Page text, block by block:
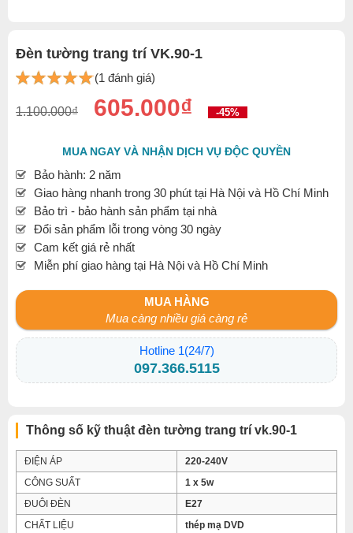
Đèn tường trang trí VK.90-1
(1 đánh giá)
1.100.000₫ 605.000₫ -45%
MUA NGAY VÀ NHẬN DỊCH VỤ ĐỘC QUYỀN
Bảo hành: 2 năm
Giao hàng nhanh trong 30 phút tại Hà Nội và Hồ Chí Minh
Bảo trì - bảo hành sản phẩm tại nhà
Đổi sản phẩm lỗi trong vòng 30 ngày
Cam kết giá rẻ nhất
Miễn phí giao hàng tại Hà Nội và Hồ Chí Minh
MUA HÀNG
Mua càng nhiều giá càng rẻ
Hotline 1(24/7)
097.366.5115
Thông số kỹ thuật đèn tường trang trí vk.90-1
ĐIỆN ÁP
220-240V
CÔNG SUẤT
1 x 5w
ĐUÔI ĐÈN
E27
CHẤT LIỆU
thép mạ DVD